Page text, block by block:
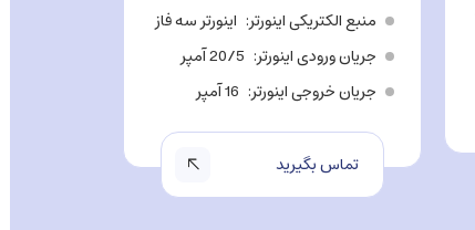
منبع الکتریکی اینورتر اینورتر سه فاز
جریان ورودی اینورتر 20/5 آمپر
جریان خروجی اینورتر 16 آمپر
تماس بگیرید